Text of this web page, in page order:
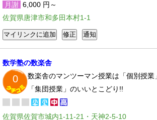
月謝 6,000 円～
佐賀県唐津市和多田本村1-1
数学塾の数楽舎
0
数楽舎のマンツーマン授業は「個別授業
「集団授業」のいいとこどり!!
佐賀県佐賀市城内1-11-21・天神2-5-10